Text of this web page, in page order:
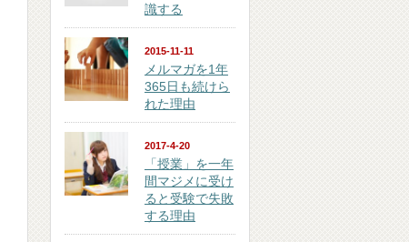
識する
2015-11-11
メルマガを1年
365日も続けら
れた理由
2017-4-20
「授業」を一年
間マジメに受け
ると受験で失敗
する理由